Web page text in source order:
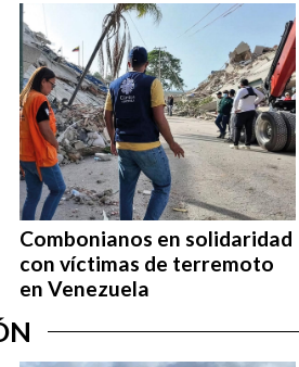
Combonianos en solidaridad
con víctimas de terremoto
en Venezuela